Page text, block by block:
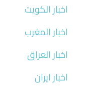
اخبار الكويت
اخبار المغرب
اخبار العراق
اخبار ايران